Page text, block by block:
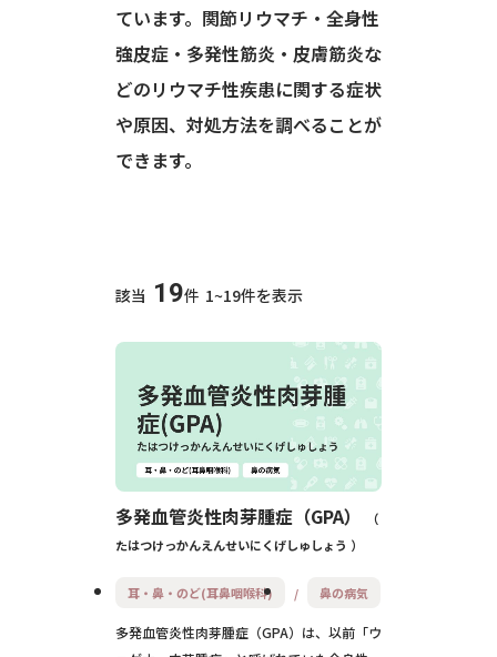
ています。関節リウマチ・全身性
強皮症・多発性筋炎・皮膚筋炎な
どのリウマチ性疾患に関する症状
や原因、対処方法を調べることが
できます。
該当 19件 1~19件を表示
多発血管炎性肉芽腫症（GPA）
たはつけっかんえんせいにくげしゅしょう
耳・鼻・のど(耳鼻咽喉科) 鼻の病気
多発血管炎性肉芽腫症（GPA）は、以前「ウ